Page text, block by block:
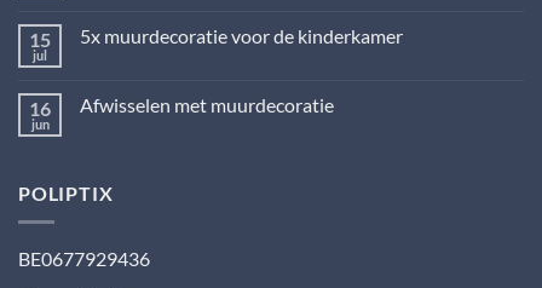
en
stoer
Schilderen
en
creëren
15
jul
5x muurdecoratie voor de kinderkamer
5x
16
jun
Afwisselen met muurdecoratie
met
POLIPTIX
BE0677929436